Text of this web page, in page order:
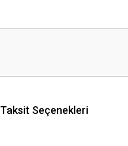
Taksit Seçenekleri